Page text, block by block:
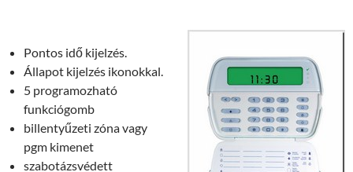
Pontos idő kijelzés.
Állapot kijelzés ikonokkal.
5 programozható
funkciógomb
billentyűzeti zóna vagy
pgm kimenet
szabotázsvédett